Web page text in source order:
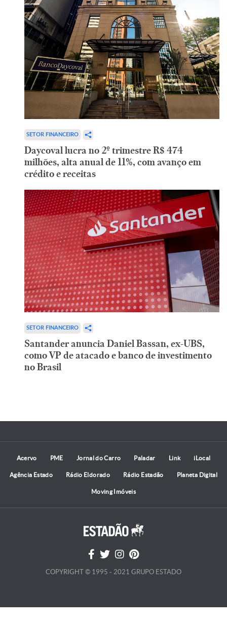
SETOR FINANCEIRO
Daycoval lucra no 2º trimestre R$ 474
milhões, alta anual de 11%, com avanço em
crédito e receitas
SETOR FINANCEIRO
Santander anuncia Daniel Bassan, ex-UBS,
como VP de atacado e banco de investimento
no Brasil
Acervo PME Jornal do Carro Paladar Link iLocal
Agência Estado Rádio Eldorado Rádio Estadão Planeta Digital
Moving Imóveis
COPYRIGHT © 1995 - 2021 GRUPO ESTADO